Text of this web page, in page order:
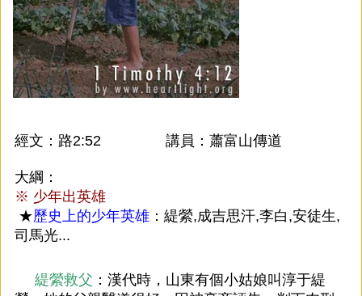
經文：路2:52 講員：蕭富山傳道
大綱：
※ 少年出英雄
★歷史上的少年英雄 ：緹縈,成吉思汗,李白,安徒生,
司馬光...
緹縈救父 ： 漢代時，山東有個小姑娘叫淳于緹